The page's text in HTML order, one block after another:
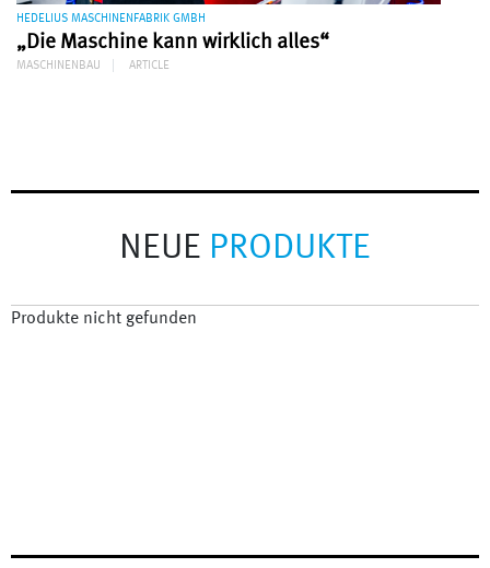
HEDELIUS MASCHINENFABRIK GMBH
„Die Maschine kann wirklich alles“
MASCHINENBAU ARTICLE
NEUE PRODUKTE
Produkte nicht gefunden